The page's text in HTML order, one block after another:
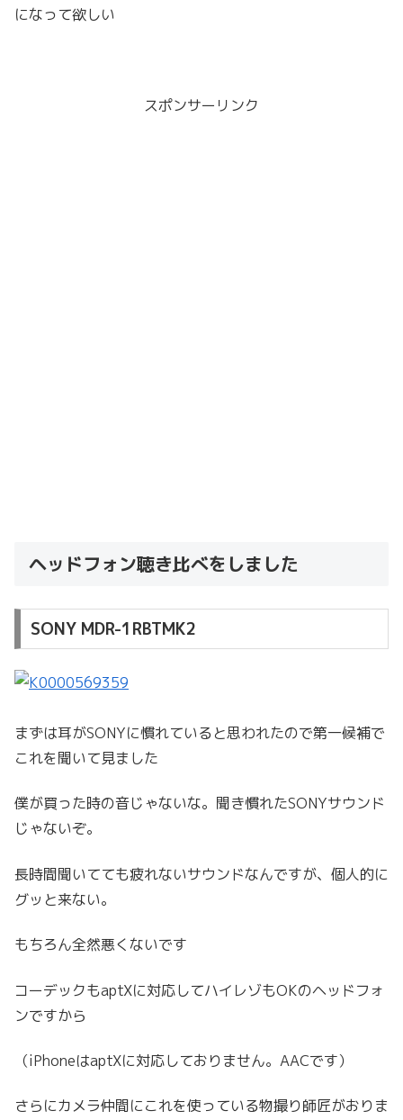
になって欲しい
スポンサーリンク
ヘッドフォン聴き比べをしました
SONY MDR-1RBTMK2
まずは耳がSONYに慣れていると思われたので第一候補で
これを聞いて見ました
僕が買った時の音じゃないな。聞き慣れたSONYサウンド
じゃないぞ。
長時間聞いてても疲れないサウンドなんですが、個人的に
グッと来ない。
もちろん全然悪くないです
コーデックもaptXに対応してハイレゾもOKのヘッドフォ
ンですから
（iPhoneはaptXに対応しておりません。AACです）
さらにカメラ仲間にこれを使っている物撮り師匠がおりま